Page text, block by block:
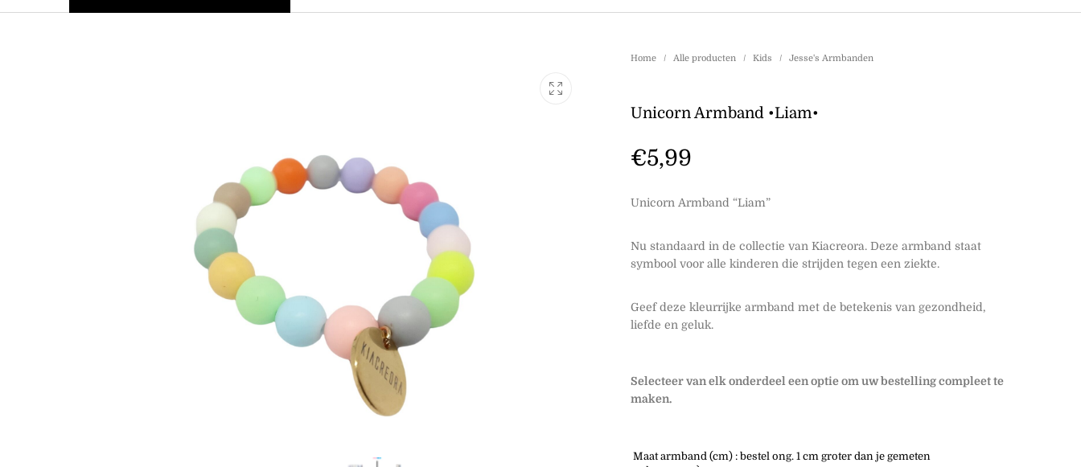
Home / Alle producten / Kids / Jesse's Armbanden
Unicorn Armband •Liam•
€5,99
Unicorn Armband “Liam”
Nu standaard in de collectie van Kiacreora. Deze armband staat
symbool voor alle kinderen die strijden tegen een ziekte.
Geef deze kleurrijke armband met de betekenis van gezondheid,
liefde en geluk.
Selecteer van elk onderdeel een optie om uw bestelling compleet te
maken.
Maat armband (cm) : bestel ong. 1 cm groter dan je gemeten